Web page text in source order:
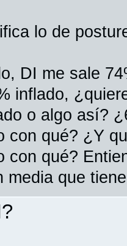
lo de
DI me sale
inflado,
o algo así?
con qué? ¿Y
con qué?
media que